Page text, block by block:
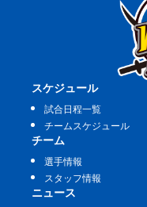
スケジュール
試合日程一覧
チームスケジュール
チーム
選手情報
スタッフ情報
ニュース